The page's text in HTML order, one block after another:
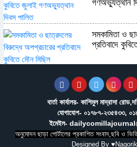
গণঅভ্যুত্থান
সমকামিতা ও
প্রতিবাদে
অন্যের অধিকার
পাকিস্তান
শ্রীপুর উপজেলা
সভাপতি
বার্তা কার্যালয়- কাশিমুল মাদ্রাসা
যোগাযোগ- ০১৭৮৭-২৩৫৪৩৩,
ইমেইল-
অনুমোদন ছাড়া পোর্টালের প্রকাশিত সংবাদ,ছবি ও
Designed By